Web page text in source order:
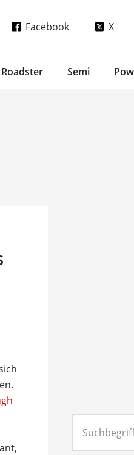
Facebook X
Roadster Semi
eingeben...